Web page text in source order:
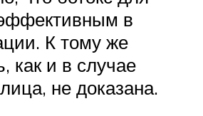
в
К тому же
как и в случае
не доказана.